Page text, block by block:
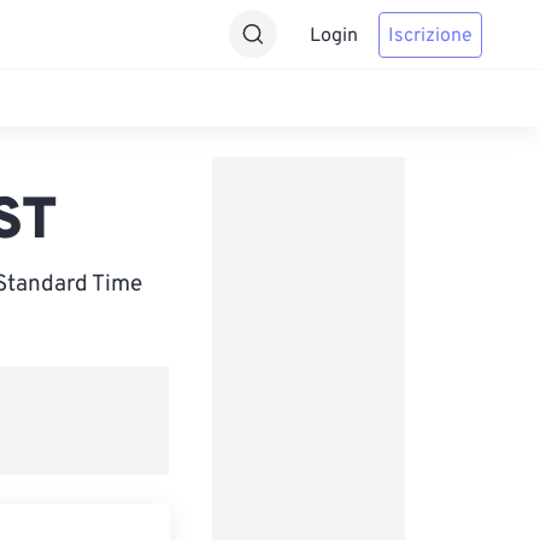
Login Iscrizione
Time